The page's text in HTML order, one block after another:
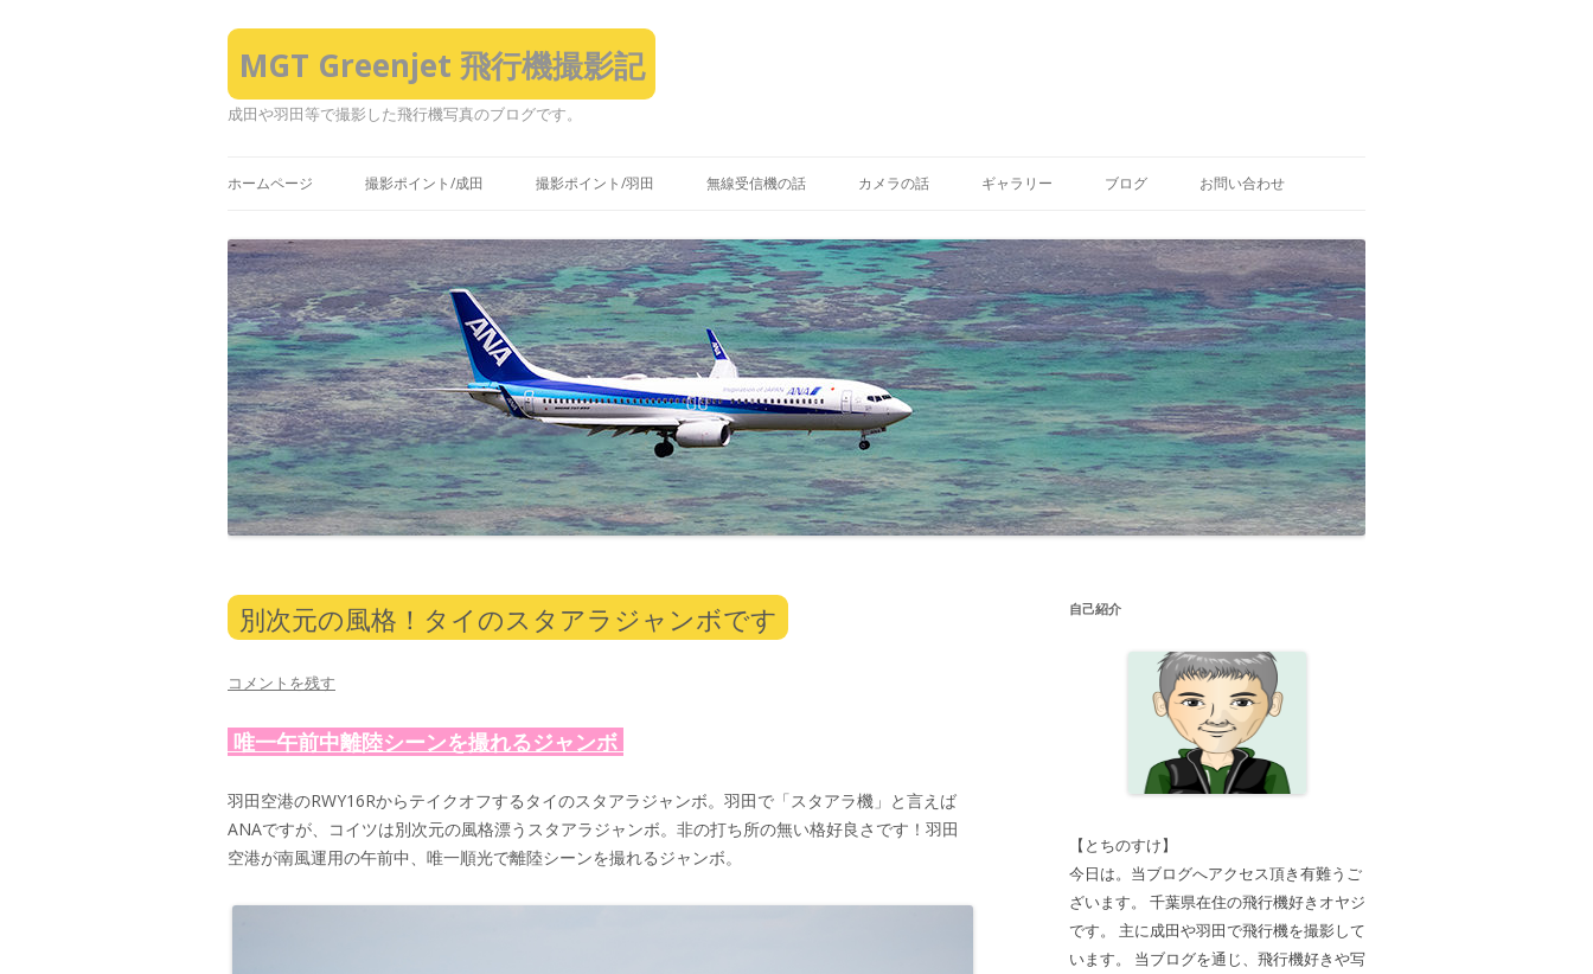
MGT Greenjet 飛行機撮影記
成田や羽田等で撮影した飛行機写真のブログです。
ン
テ
へ
ス
キ
ッ
プ
ホームページ 撮影ポイント/成田 撮影ポイント/羽田 無線受信機の話 カメラの話 ギャラリー ブログ お問い合わせ
別次元の風格！タイのスタアラジャンボです
コメントを残す
唯一午前中離陸シーンを撮れるジャンボ
羽田空港のRWY16Rからテイクオフするタイのスタアラジャンボ。羽田で「スタアラ機」と言えば
ANAですが、コイツは別次元の風格漂うスタアラジャンボ。非の打ち所の無い格好良さです！羽田
空港が南風運用の午前中、唯一順光で離陸シーンを撮れるジャンボ。
自己紹介
【とちのすけ】
今日は。当ブログへアクセス頂き有難うご
ざいます。 千葉県在住の飛行機好きオヤジ
です。 主に成田や羽田で飛行機を撮影して
います。 当ブログを通じ、飛行機好きや写